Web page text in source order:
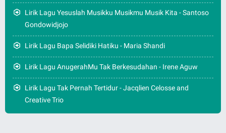
Lirik Lagu Yesuslah Musikku Musikmu Musik Kita - Santoso
Gondowidjojo
Lirik Lagu Bapa Selidiki Hatiku - Maria Shandi
Lirik Lagu AnugerahMu Tak Berkesudahan - Irene Aguw
Lirik Lagu Tak Pernah Tertidur - Jacqlien Celosse and
Creative Trio